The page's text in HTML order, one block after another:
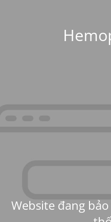
Website đang